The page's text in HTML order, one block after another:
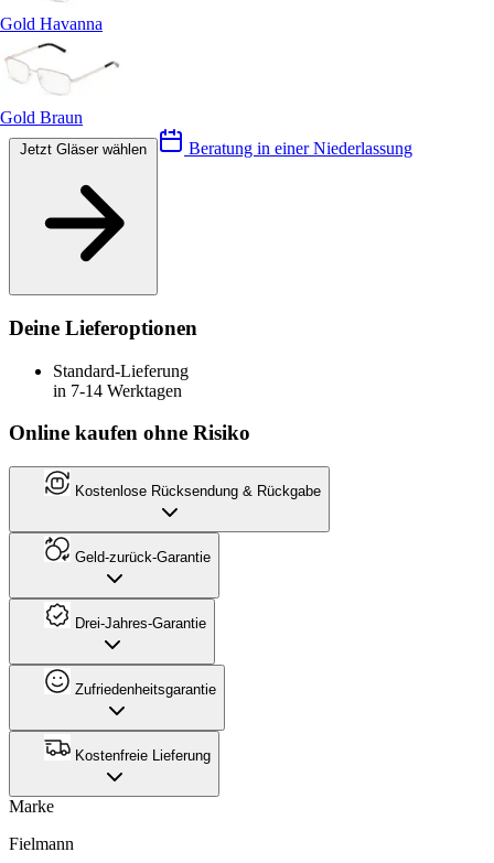
Gold Havanna
Gold Braun
Beratung in einer Niederlassung
Deine Lieferoptionen
Standard-Lieferung
in 7-14 Werktagen
Online kaufen ohne Risiko
Kostenlose Rücksendung & Rückgabe
Geld-zurück-Garantie
Drei-Jahres-Garantie
Zufriedenheitsgarantie
Kostenfreie Lieferung
Marke
Fielmann